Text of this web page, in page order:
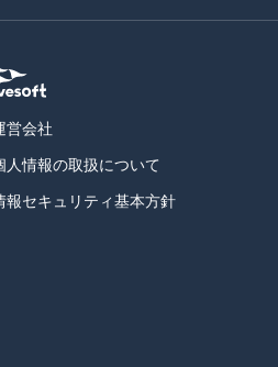
営会社
人情報の取扱について
報セキュリティ基本方針